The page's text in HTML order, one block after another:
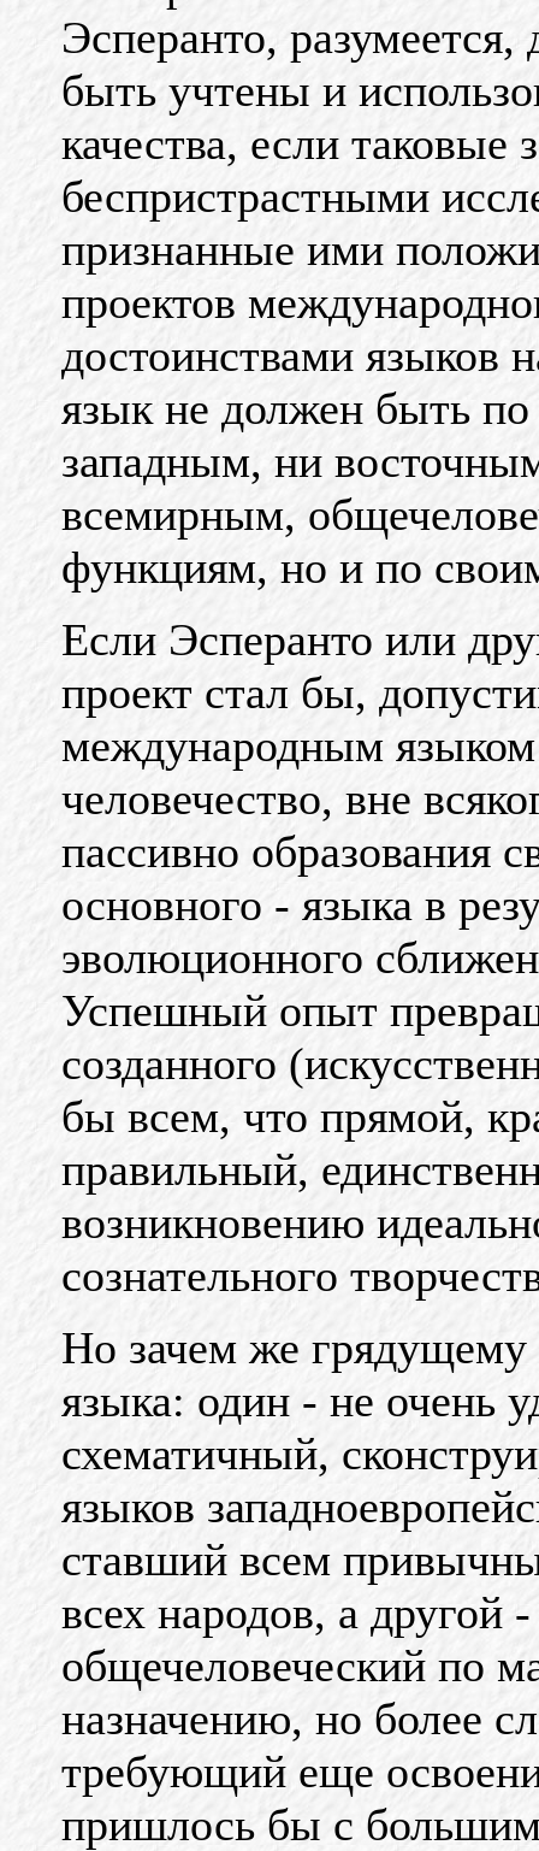
Эсперанто,
быть учтены и
качества, если
беспристрастными
признанные ими
проектов
достоинствами
язык не должен быть
западным, ни
всемирным,
функциям, но и по
Если Эсперанто или
проект стал бы,
международным
человечество, вне
пассивно образования
основного - языка в
эволюционного
Успешный опыт
созданного
бы всем, что прямой,
правильный,
возникновению
сознательного
Но зачем же грядущему
языка: один - не очень
схематичный,
языков
ставший всем
всех народов, а
общечеловеческий по
назначению, но более
требующий еще
пришлось бы с